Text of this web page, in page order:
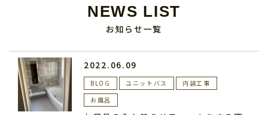
NEWS LIST
お知らせ一覧
2022.06.09
BLOG ユニットバス
内装工事
お風呂